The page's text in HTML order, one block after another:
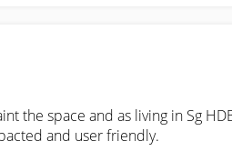
the space and as living in Sg
and user friendly.